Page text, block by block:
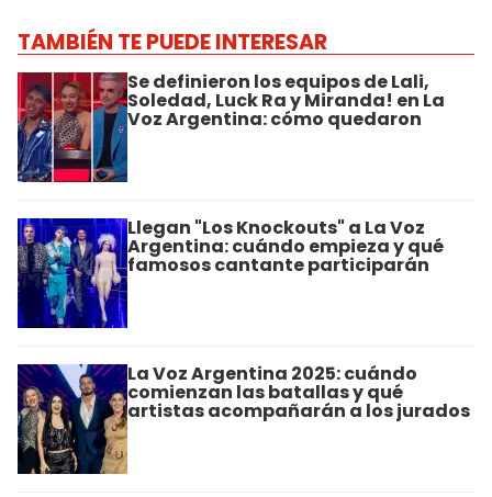
TAMBIÉN TE PUEDE INTERESAR
Se definieron los equipos de Lali,
Soledad, Luck Ra y Miranda! en La
Voz Argentina: cómo quedaron
Llegan "Los Knockouts" a La Voz
Argentina: cuándo empieza y qué
famosos cantante participarán
La Voz Argentina 2025: cuándo
comienzan las batallas y qué
artistas acompañarán a los jurados